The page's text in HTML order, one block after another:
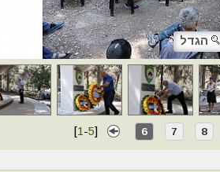
הגדל
[1 -5] 6 7 8